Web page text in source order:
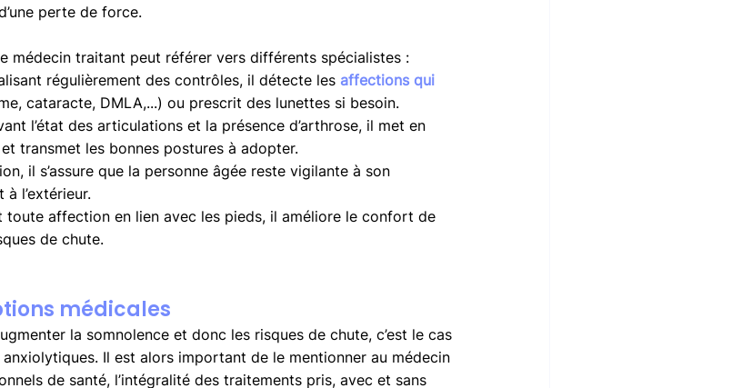
perte de force.
médecin traitant peut référer vers différents spécialistes :
régulièrement des contrôles, il détecte les affections qui
cataracte, DMLA,...) ou prescrit des lunettes si besoin.
l’état des articulations et la présence d’arthrose, il met en
transmet les bonnes postures à adopter.
il s’assure que la personne âgée reste vigilante à son
l’extérieur.
toute affection en lien avec les pieds, il améliore le confort de
de chute.
médicales
la somnolence et donc les risques de chute, c’est le cas
Il est alors important de le mentionner au médecin
de santé, l’intégralité des traitements pris, avec et sans